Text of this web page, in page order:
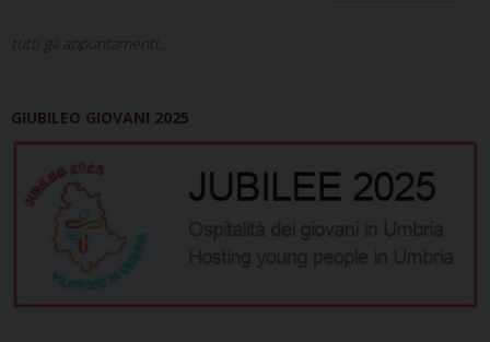
tutti gli appuntamenti...
GIUBILEO GIOVANI 2025